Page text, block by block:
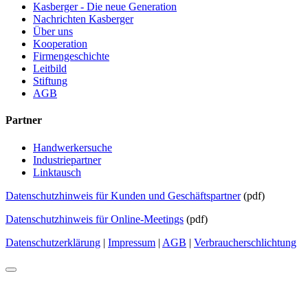
Kasberger - Die neue Generation
Nachrichten Kasberger
Über uns
Kooperation
Firmengeschichte
Leitbild
Stiftung
AGB
Partner
Handwerkersuche
Industriepartner
Linktausch
Datenschutzhinweis für Kunden und Geschäftspartner(pdf)
Datenschutzhinweis für Online-Meetings (pdf)
Datenschutzerklärung | Impressum | AGB | Verbraucherschlichtung